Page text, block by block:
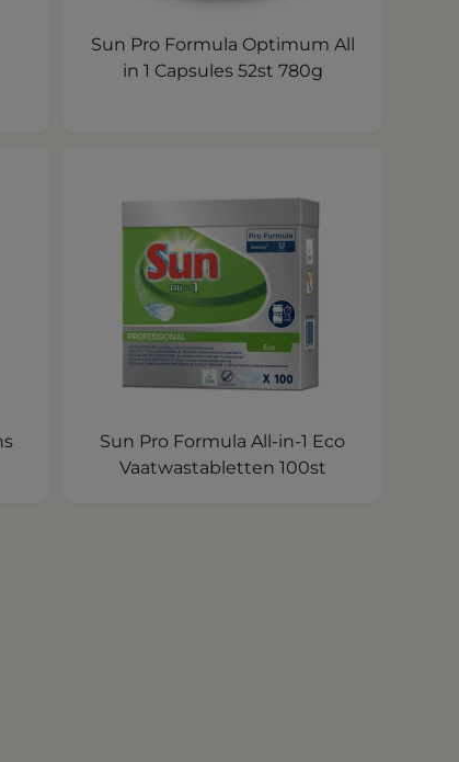
Sun Pro Formula Optimum All
in 1 Capsules 52st 780g
Sun Pro Formula All-in-1 Eco
Vaatwastabletten 100st